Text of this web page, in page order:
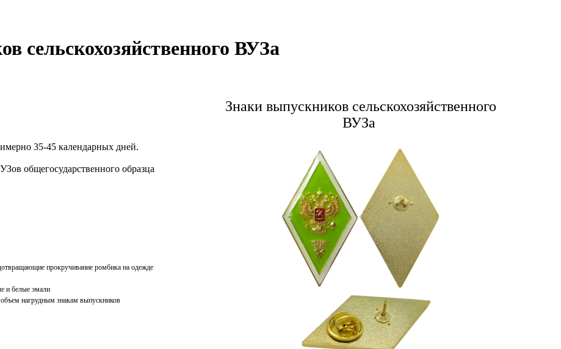
сельскохозяйственного ВУЗа
35-45 календарных дней.
общегосударственного образца
прокручивание ромбика на одежде
и белые эмали
нагрудным знакам выпускников
Знаки выпускников сельскохозяйственного
ВУЗа